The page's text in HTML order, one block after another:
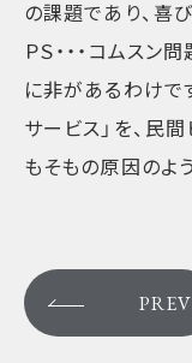
の課題であり、喜
ＰＳ・・・コムス
に非があるわけで
サービス」を、民
もそもの原因のよ
PREV